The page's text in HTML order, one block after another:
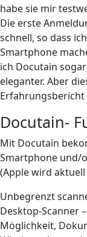
habe sie mir
Die erste
schnell, so dass
Smartphone
ich Docutain
eleganter. Aber
Docutain-
Mit Docutain
Smartphone und/
(Apple wird
Unbegrenzt
Desktop-Scanner
Möglichkeit,